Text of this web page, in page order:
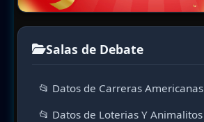
Salas de Debate
📂 Datos de Carreras Americanas
📂 Datos de Loterias Y Animalitos